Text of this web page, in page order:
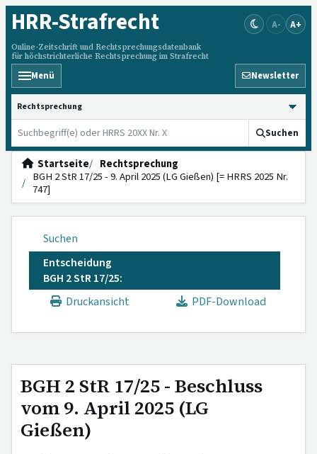
HRR-Strafrecht
Online-Zeitschrift und Rechtsprechungsdatenbank
für höchstrichterliche Rechtsprechung im Strafrecht
A- A+
Menü Newsletter
HRRS durchsuchen
Suchen
Startseite
Rechtsprechung
BGH 2 StR 17/25 - 9. April 2025 (LG Gießen) [= HRRS 2025 Nr.
747]
Suchen
Entscheidung
BGH 2 StR 17/25:
Druckansicht
PDF-Download
BGH 2 StR 17/25 - Beschluss
vom 9. April 2025 (LG
Gießen)